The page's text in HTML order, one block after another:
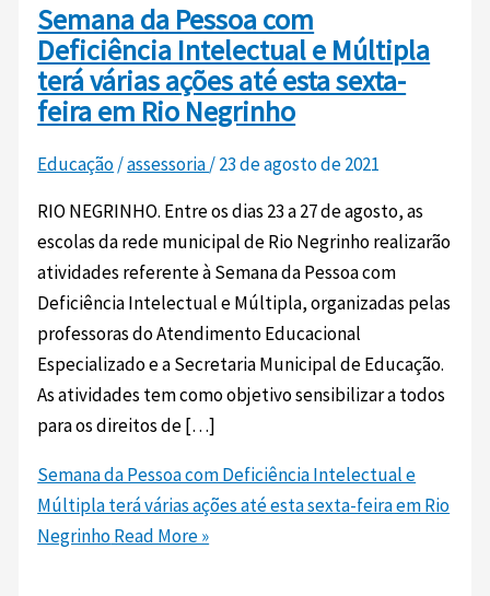
Semana da Pessoa com
Deficiência Intelectual e Múltipla
terá várias ações até esta sexta-
feira em Rio Negrinho
Educação/assessoria/23 de agosto de 2021
RIO NEGRINHO. Entre os dias 23 a 27 de agosto, as
escolas da rede municipal de Rio Negrinho realizarão
atividades referente à Semana da Pessoa com
Deficiência Intelectual e Múltipla, organizadas pelas
professoras do Atendimento Educacional
Especializado e a Secretaria Municipal de Educação.
As atividades tem como objetivo sensibilizar a todos
para os direitos de […]
Semana da Pessoa com Deficiência Intelectual e
Múltipla terá várias ações até esta sexta-feira em Rio
NegrinhoRead More »